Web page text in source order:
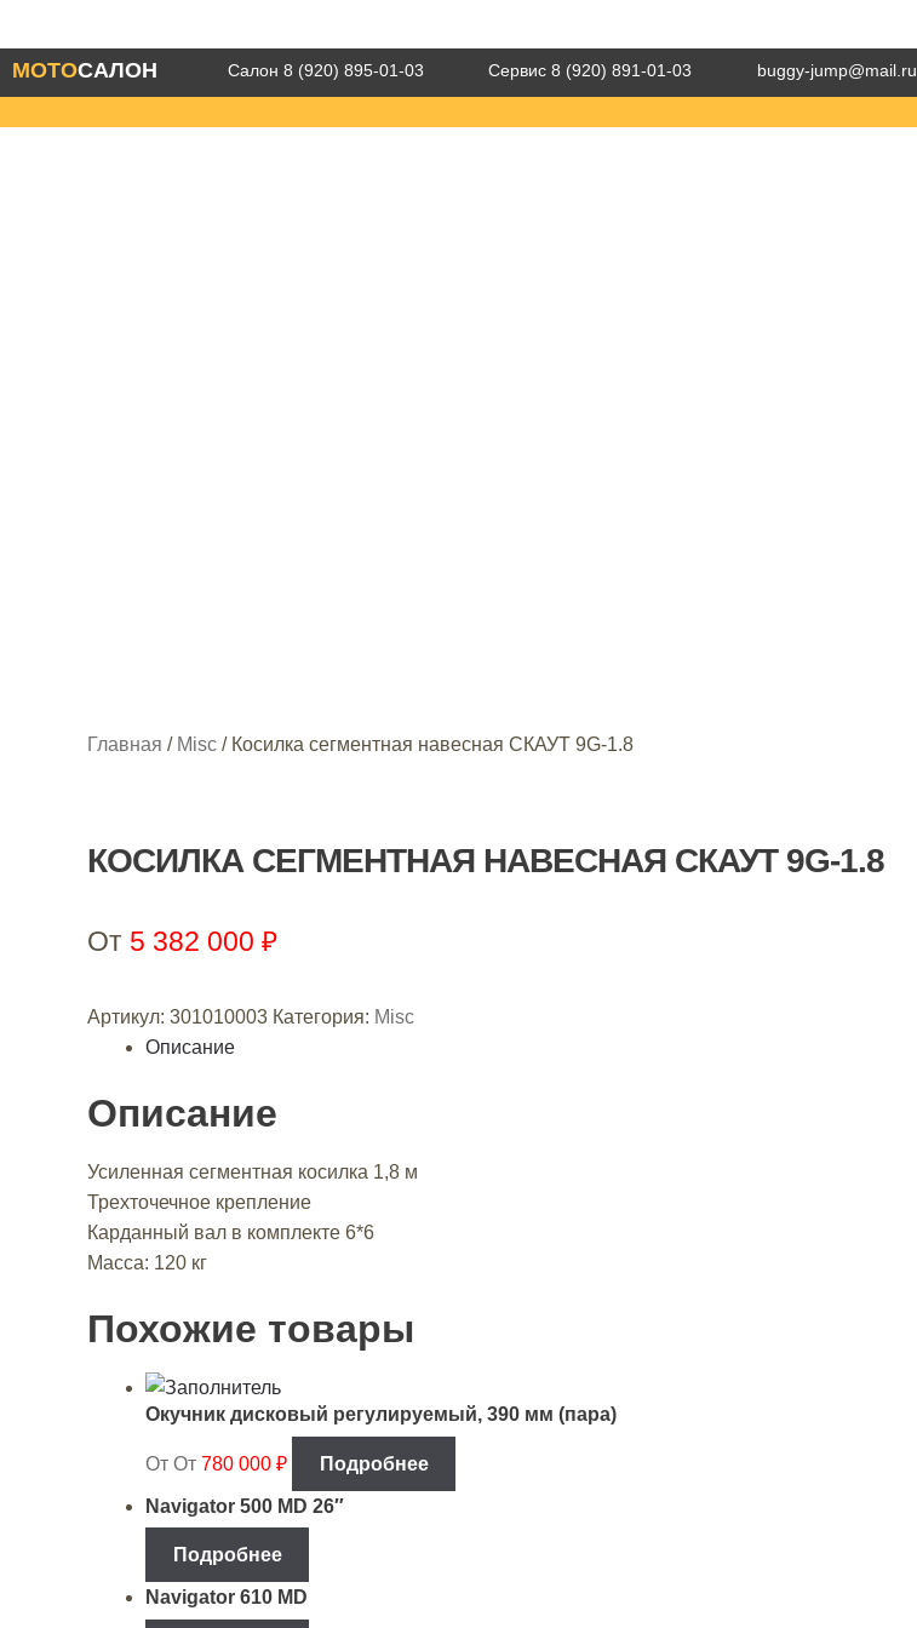
МОТОСАЛОН buggy-jump@mail.ru
Салон 8 (920) 895-01-03 Сервис 8 (920) 891-01-03
Перейти
к
навигации
Перейти
к
содержимому
Главная / Misc / Косилка сегментная навесная СКАУТ 9G-1.8
КОСИЛКА СЕГМЕНТНАЯ НАВЕСНАЯ СКАУТ 9G-1.8
От 5 382 000 ₽
Артикул: 301010003 Категория: Misc
Описание
Описание
Усиленная сегментная косилка 1,8 м
Трехточечное крепление
Карданный вал в комплекте 6*6
Масса: 120 кг
Похожие товары
Окучник дисковый регулируемый, 390 мм (пара)
От От 780 000 ₽ Подробнее
Navigator 500 MD 26″
Подробнее
Navigator 610 MD